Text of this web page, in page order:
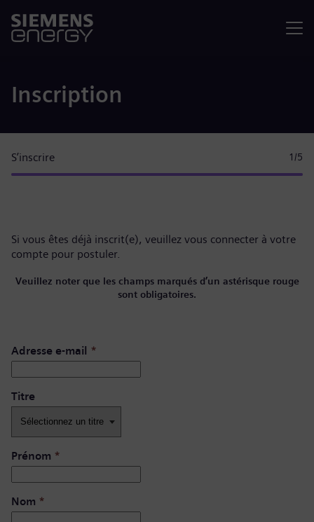
Inscription
S’inscrire 1 /5
Si vous êtes déjà inscrit(e), veuillez vous connecter à votre
compte pour postuler.
Veuillez noter que les champs marqués d’un astérisque rouge
sont obligatoires.
Adresse e-mail *
Titre
Prénom *
Nom *